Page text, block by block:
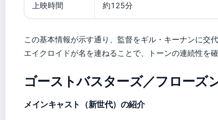
上映時間 約125分
この基本情報が示す通り、監督をギル・キーナンに交
エイクロイドが名を連ねることで、トーンの連続性を
ゴーストバスターズ／フローズ
メインキャスト（新世代）の紹介